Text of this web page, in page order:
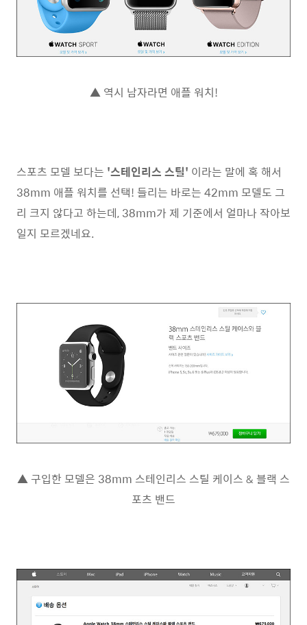
▲ 역시 남자라면 애플 워치!
스포츠 모델 보다는 '스테인리스 스틸' 이라는 말에 혹 해서
38mm 애플 워치를 선택! 들리는 바로는 42mm 모델도 그
리 크지 않다고 하는데, 38mm가 제 기준에서 얼마나 작아보
일지 모르겠네요.
▲ 구입한 모델은 38mm 스테인리스 스틸 케이스 & 블랙 스
포츠 밴드